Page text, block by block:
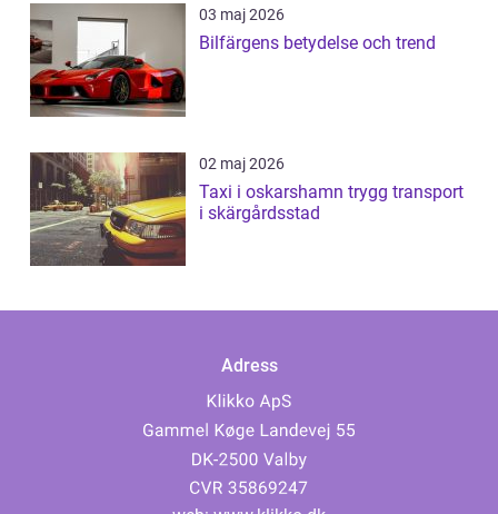
03 maj 2026
Bilfärgens betydelse och trend
02 maj 2026
Taxi i oskarshamn trygg transport
i skärgårdsstad
Adress